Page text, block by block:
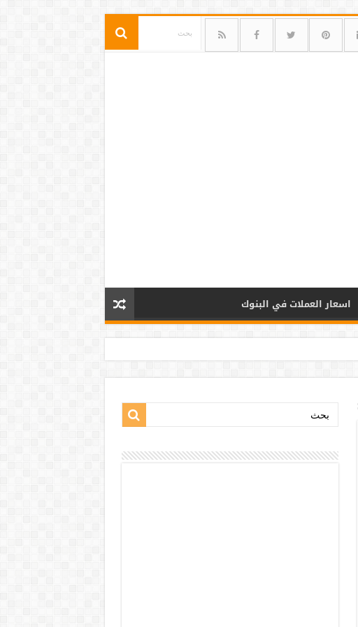
اسعار العملات في البنوك
بحث: